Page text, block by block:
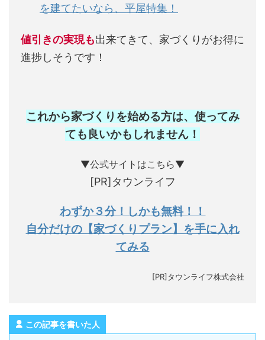
を建てたいなら、平屋特集！
値引きの実現も出来てきて、家づくりがお得に
進捗しそうです！
これから家づくりを始める方は、使ってみ
ても良いかもしれません ！
▼公式サイトはこちら▼
[PR]タウンライフ
わずか３分！しかも無料！！
自分だけの【家づくりプラン】を手に入れ
てみる
[PR]タウンライフ株式会社
この記事を書いた人